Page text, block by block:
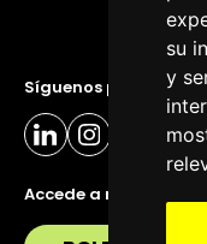
su
y
Síguenos para estar
Accede a nuestra